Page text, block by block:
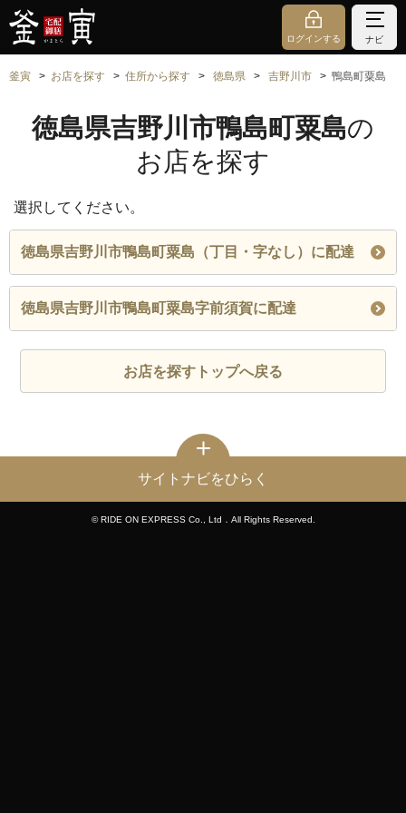
ログインする ナビ
釜寅 お店を探す 住所から探す 徳島県 吉野川市 鴨島町粟島
徳島県吉野川市鴨島町粟島の
お店を探す
選択してください。
徳島県吉野川市鴨島町粟島（丁目・字なし）に配達
徳島県吉野川市鴨島町粟島字前須賀に配達
お店を探すトップへ戻る
サイトナビをひらく
© RIDE ON EXPRESS Co., Ltd．All Rights Reserved.